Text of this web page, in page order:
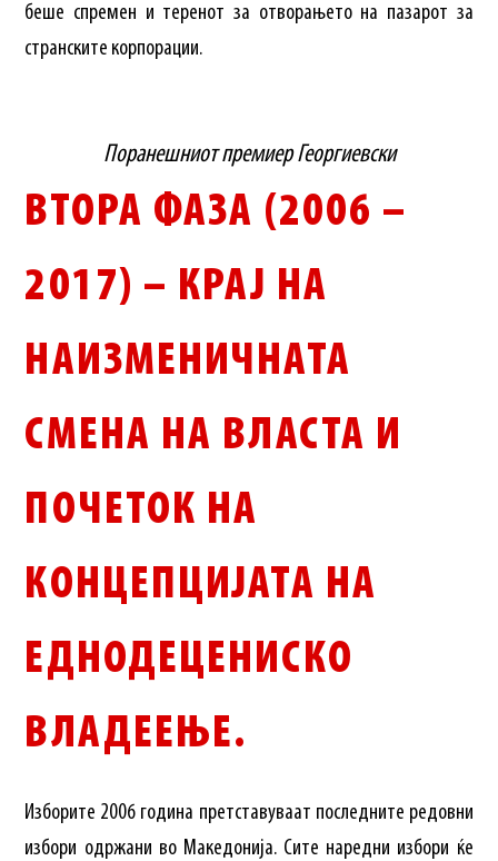
беше спремен и теренот за отворањето на пазарот за
странските корпорации.
Порaнешниот премиер Георгиевски
ВТОРА ФАЗА (2006 –
2017) – КРАЈ НА
НАИЗМЕНИЧНАТА
СМЕНА НА ВЛАСТА И
ПОЧЕТОК НА
КОНЦЕПЦИЈАТА НА
ЕДНОДЕЦЕНИСКО
ВЛАДЕЕЊЕ.
Изборите 2006 година претставуваат последните редовни
избори одржани во Македонија. Сите наредни избори ќе